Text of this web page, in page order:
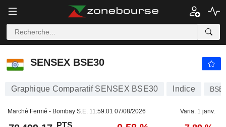
SENSEX BSE30
SENSEX BSE30
Graphique Comparatif SENSEX BSE30 Indice
Marché Fermé - Bombay S.E. 11:59:01 07/08/2026 Varia. 1 janv.
PTS